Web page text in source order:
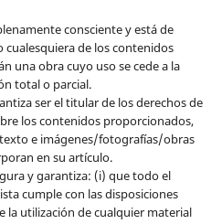
consciente y está de
de los contenidos
una obra cuyo uso se cede a la
total o parcial.
ser el titular de los derechos de
los contenidos proporcionados,
e imágenes/fotografías/obras
en su artículo.
y garantiza: (i) que todo el
cumple con las disposiciones
la utilización de cualquier material